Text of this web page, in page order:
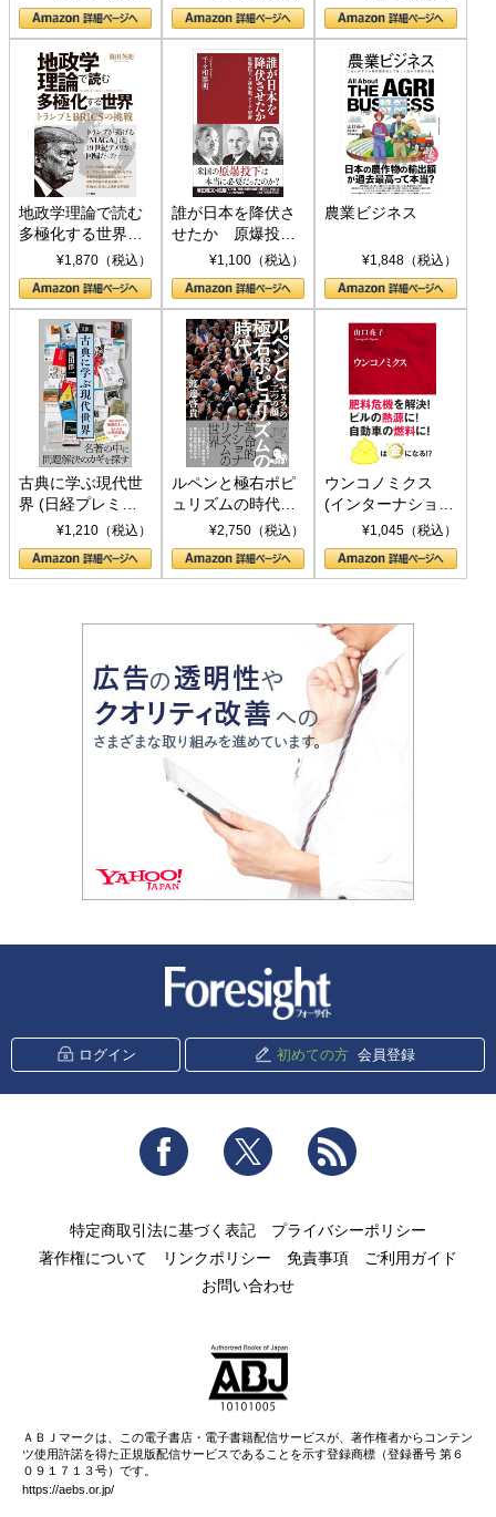
地政学理論で読む
多極化する世界：
トランプとBRICS
の挑戦
¥1,870（税込）
誰が日本を降伏さ
せたか 原爆投
下、ソ連参戦、そ
して聖断 (PHP新
書)
¥1,100（税込）
農業ビジネス
¥1,848（税込）
古典に学ぶ現代世
界 (日経プレミア
シリーズ)¥1,210（税込）
ルペンと極右ポピ
ュリズムの時代：
〈ヤヌス〉の二つ
の顔
¥2,750（税込）
ウンコノミクス
(インターナショナ
ル新書)¥1,045（税込）
ログイン 初めての方 会員登録
Facebook Twitter
特定商取引法に基づく表記
プライバシーポリシー
著作権について
リンクポリシー 免責事項
ご利用ガイド
お問い合わせ
ＡＢＪマークは、この電子書店・電子書籍配信サービスが、著作権者からコンテン
ツ使用許諾を得た正規版配信サービスであることを示す登録商標（登録番号 第６
０９１７１３号）です。
https://aebs.or.jp/